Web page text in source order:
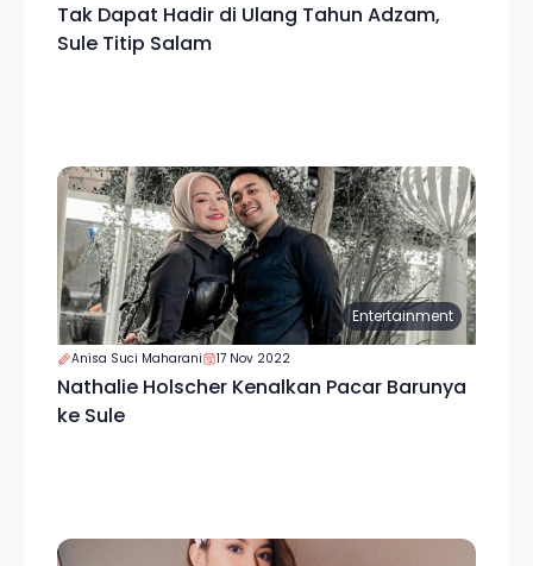
Tak Dapat Hadir di Ulang Tahun Adzam,
Sule Titip Salam
Entertainment
Anisa Suci Maharani 17 Nov 2022
Nathalie Holscher Kenalkan Pacar Barunya
ke Sule